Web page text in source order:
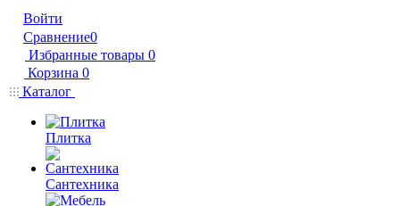
Войти
Сравнение0
Избранные товары 0
Корзина 0
Каталог
Плитка
Сантехника